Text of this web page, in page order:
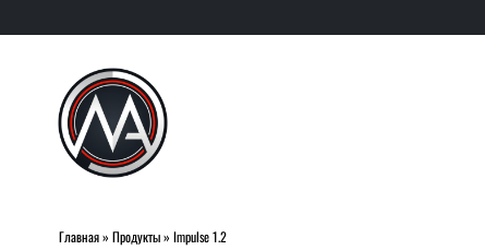
Главная» Продукты» Impulse 1.2